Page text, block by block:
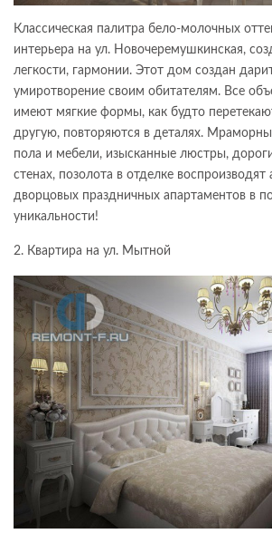
Классическая палитра бело-молочных
интерьера на ул. Новочеремушкинская,
легкости, гармонии. Этот дом создан
умиротворение своим обитателям. Все
имеют мягкие формы, как будто
другую, повторяются в деталях.
пола и мебели, изысканные люстры,
стенах, позолота в отделке
дворцовых праздничных апартаментов в
уникальности!
2. Квартира на ул. Мытной